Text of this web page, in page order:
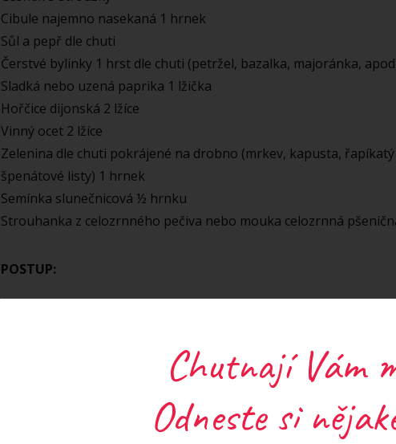
Cibule najemno nasekaná 1 hrnek
Sůl a pepř dle chuti
Čerstvé bylinky 1 hrst dle chuti (petržel, bazalka, majoránka,
Sladká nebo uzená paprika 1 lžička
Hořčice dijonská 2 lžíce
Vinný ocet 2 lžíce
Zelenina dle chuti pokrájené na drobno (mrkev, kapusta, řapíkatý
špenátové listy) 1 hrnek
Semínka slunečnicová ½ hrnku
Strouhanka z celozrnného pečiva nebo mouka celozrnná
POSTUP:
rozmixujeme a smícháme se strouhankou a kořením, solí,
orestujeme cibuli, česnek, houby a zeleninu a necháme
Do vychladlé uvařené čočky vmícháme hořčici, ocet a rozmačkáme
na kaši (nebo použijeme mixér). Čočku, houbovou směs a suchou
Chutnají Vám
Odneste si